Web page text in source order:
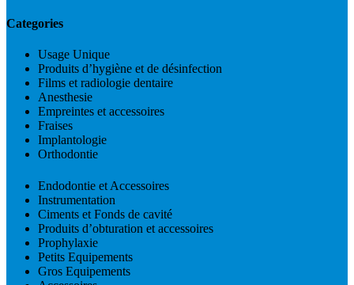
Categories
Usage Unique
Produits d’hygiène et de désinfection
Films et radiologie dentaire
Anesthesie
Empreintes et accessoires
Fraises
Implantologie
Orthodontie
Endodontie et Accessoires
Instrumentation
Ciments et Fonds de cavité
Produits d’obturation et accessoires
Prophylaxie
Petits Equipements
Gros Equipements